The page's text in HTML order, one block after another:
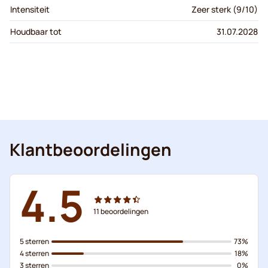
Intensiteit
Zeer sterk (9/10)
Houdbaar tot
31.07.2028
Klantbeoordelingen
4.5 11beoordelingen
5 sterren
4 sterren
3 sterren
73%
18%
0%